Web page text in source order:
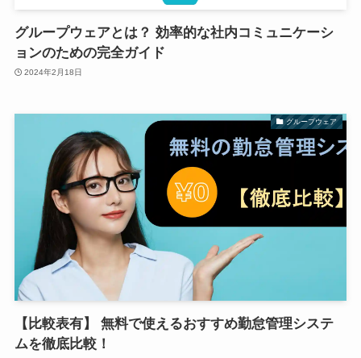
グループウェアとは？ 効率的な社内コミュニケーシ
ョンのための完全ガイド
2024年2月18日
グループウェア
【比較表有】 無料で使えるおすすめ勤怠管理システ
ムを徹底比較！